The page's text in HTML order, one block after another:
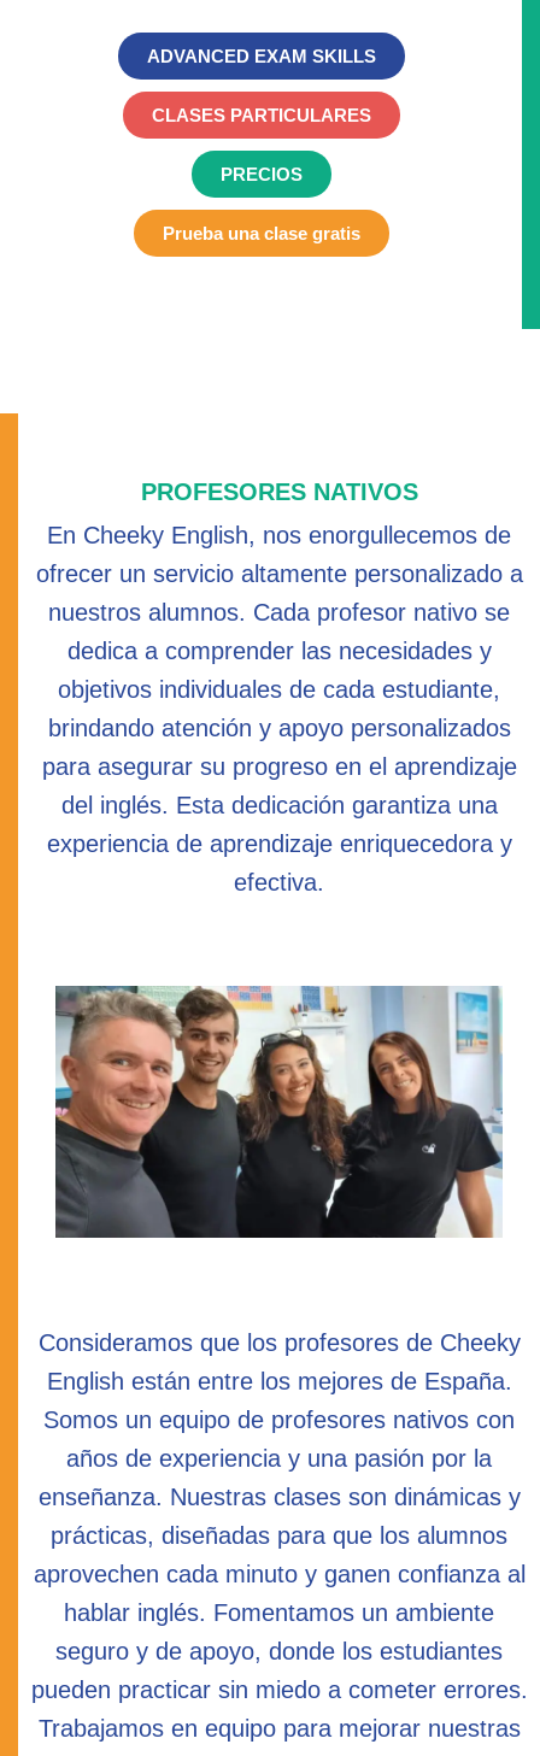
ADVANCED EXAM SKILLS
CLASES PARTICULARES
PRECIOS
Prueba una clase gratis
PROFESORES NATIVOS
En Cheeky English, nos enorgullecemos de
ofrecer un servicio altamente personalizado a
nuestros alumnos. Cada profesor nativo se
dedica a comprender las necesidades y
objetivos individuales de cada estudiante,
brindando atención y apoyo personalizados
para asegurar su progreso en el aprendizaje
del inglés. Esta dedicación garantiza una
experiencia de aprendizaje enriquecedora y
efectiva.
Consideramos que los profesores de Cheeky
English están entre los mejores de España.
Somos un equipo de profesores nativos con
años de experiencia y una pasión por la
enseñanza. Nuestras clases son dinámicas y
prácticas, diseñadas para que los alumnos
aprovechen cada minuto y ganen confianza al
hablar inglés. Fomentamos un ambiente
seguro y de apoyo, donde los estudiantes
pueden practicar sin miedo a cometer errores.
Trabajamos en equipo para mejorar nuestras